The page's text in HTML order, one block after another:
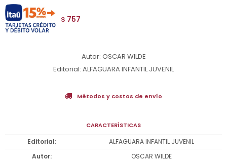
$ 757
Autor: OSCAR WILDE
Editorial: ALFAGUARA INFANTIL JUVENIL
Métodos y costos de envío
CARACTERÍSTICAS
Editorial
ALFAGUARA INFANTIL JUVENIL
Autor
OSCAR WILDE